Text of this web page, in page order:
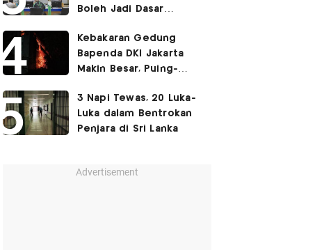
Boleh Jadi Dasar
Layanan Kesehatan
Kebakaran Gedung
Bapenda DKI Jakarta
Makin Besar, Puing-
3 Napi Tewas, 20 Luka-
Luka dalam Bentrokan
Penjara di Sri Lanka
Advertisement